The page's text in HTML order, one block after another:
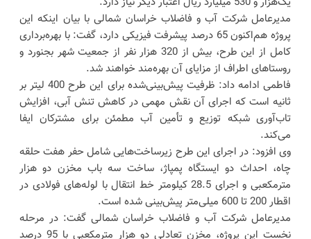
مدیرعامل شرکت آب و فاضلاب خراسان شمالی با بیان اینکه این
پروژه هم‌اکنون 65 درصد پیشرفت فیزیکی دارد، گفت: با بهره‌برداری
کامل از این طرح، بیش از 320 هزار نفر از جمعیت شهر بجنورد و
روستاهای اطراف از مزایای آن بهره‌مند خواهند شد.
فاطمی ادامه داد: ظرفیت پیش‌بینی‌شده برای این طرح 400 لیتر بر
ثانیه است که اجرای آن نقش مهمی در کاهش تنش آبی، افزایش
تاب‌آوری شبکه توزیع و تأمین آب مطمئن برای مشترکان ایفا
می‌کند.
وی افزود: در اجرای این طرح زیرساخت‌هایی شامل حفر هفت حلقه
چاه، احداث دو ایستگاه پمپاژ، ساخت سه باب مخزن دو هزار
مترمکعبی و اجرای 28.5 کیلومتر خط انتقال با لوله‌های فولادی در
اقطار 200 تا 600 میلی‌متر پیش‌بینی شده است.
مدیرعامل شرکت آب و فاضلاب خراسان شمالی گفت: در مرحله
نخست این پروژه، مخزن تعادلی دو هزار مترمکعبی با 95 درصد